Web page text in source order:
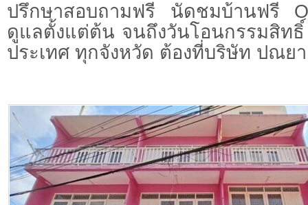
ปรึกษาสอบถามฟรี นัดชมบ้านฟรี
ดูแลตั้งแต่ต้น จนถึงวันโอนกรรมสิท
ประเทศ ทุกจังหวัด ต้องที่บริษัท ปณย